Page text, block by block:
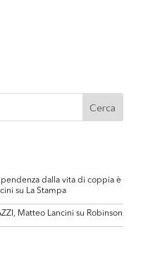
dalla vita di coppia è
su La Stampa
Matteo Lancini su Robinson